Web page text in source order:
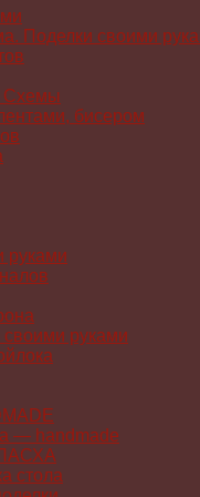
Поделки своими
Схемы
бисером
руками
руками
— handmade
ПАСХA
стола